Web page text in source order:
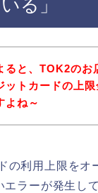
る」
ると、TOK2のお
ットカードの上
よね～
の利用上限をオ
ラーが発生し